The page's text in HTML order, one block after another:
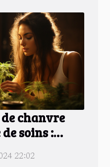
chanvre
soins :
22:02